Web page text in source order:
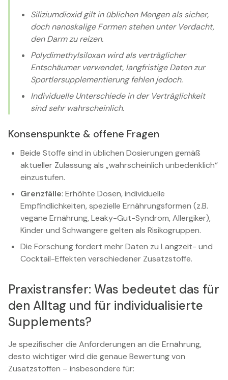
Siliziumdioxid gilt in üblichen Mengen als sicher,
doch nanoskalige Formen stehen unter Verdacht,
den Darm zu reizen.
Polydimethylsiloxan wird als verträglicher
Entschäumer verwendet, langfristige Daten zur
Sportlersupplementierung fehlen jedoch.
Individuelle Unterschiede in der Verträglichkeit
sind sehr wahrscheinlich.
Konsenspunkte & offene Fragen
Beide Stoffe sind in üblichen Dosierungen gemäß
aktueller Zulassung als „wahrscheinlich unbedenklich“
einzustufen.
Grenzfälle: Erhöhte Dosen, individuelle
Empfindlichkeiten, spezielle Ernährungsformen (z.B.
vegane Ernährung, Leaky-Gut-Syndrom, Allergiker),
Kinder und Schwangere gelten als Risikogruppen.
Die Forschung fordert mehr Daten zu Langzeit- und
Cocktail-Effekten verschiedener Zusatzstoffe.
Praxistransfer: Was bedeutet das für
den Alltag und für individualisierte
Supplements?
Je spezifischer die Anforderungen an die Ernährung,
desto wichtiger wird die genaue Bewertung von
Zusatzstoffen – insbesondere für: